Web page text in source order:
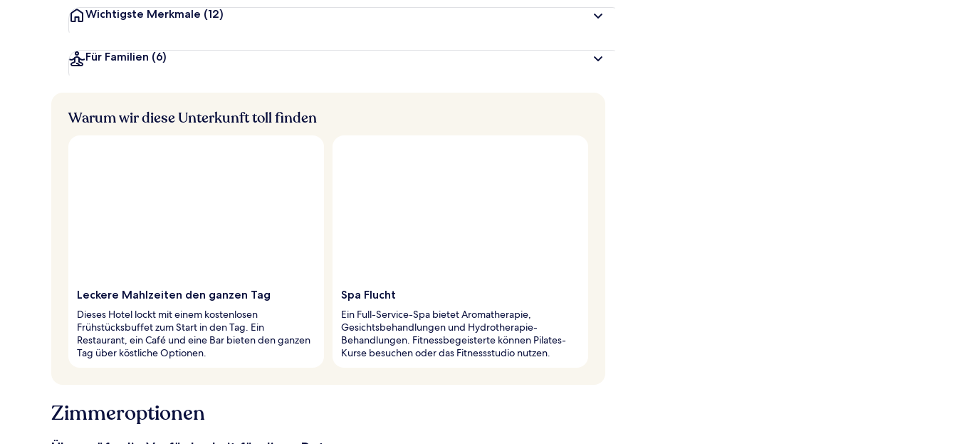
Wichtigste Merkmale (12)
Für Familien (6)
Warum wir diese Unterkunft toll finden
Leckere Mahlzeiten den ganzen Tag
Dieses Hotel lockt mit einem kostenlosen
Frühstücksbuffet zum Start in den Tag. Ein
Restaurant, ein Café und eine Bar bieten den ganzen
Tag über köstliche Optionen.
Spa Flucht
Ein Full-Service-Spa bietet Aromatherapie,
Gesichtsbehandlungen und Hydrotherapie-
Behandlungen. Fitnessbegeisterte können Pilates-
Kurse besuchen oder das Fitnessstudio nutzen.
Zimmeroptionen